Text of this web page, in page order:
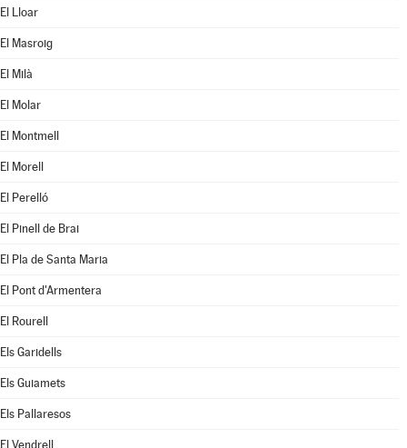
El Lloar
El Masroig
El Milà
El Molar
El Montmell
El Morell
El Perelló
El Pinell de Brai
El Pla de Santa Maria
El Pont d'Armentera
El Rourell
Els Garidells
Els Guiamets
Els Pallaresos
El Vendrell